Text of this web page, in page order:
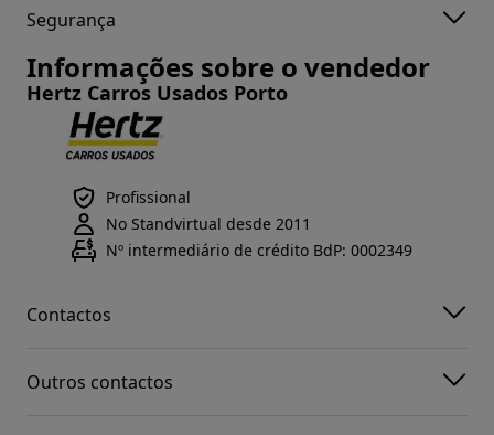
Segurança
Informações sobre o vendedor
Hertz Carros Usados Porto
Profissional
No Standvirtual desde 2011
Nº intermediário de crédito BdP: 0002349
Contactos
Outros contactos